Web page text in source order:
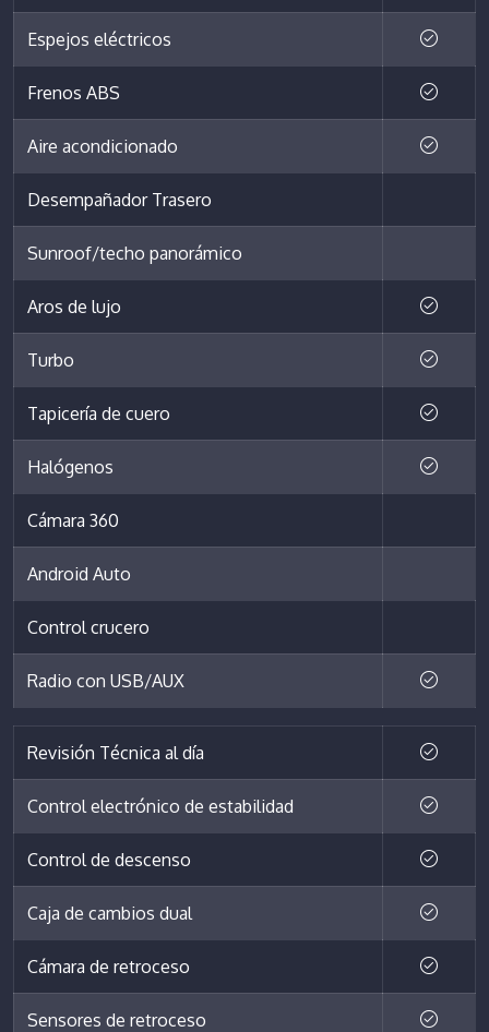
Espejos eléctricos
Frenos ABS
Aire acondicionado
Desempañador Trasero
Sunroof/techo panorámico
Aros de lujo
Turbo
Tapicería de cuero
Halógenos
Cámara 360
Android Auto
Control crucero
Radio con USB/AUX
Revisión Técnica al día
Control electrónico de estabilidad
Control de descenso
Caja de cambios dual
Cámara de retroceso
Sensores de retroceso